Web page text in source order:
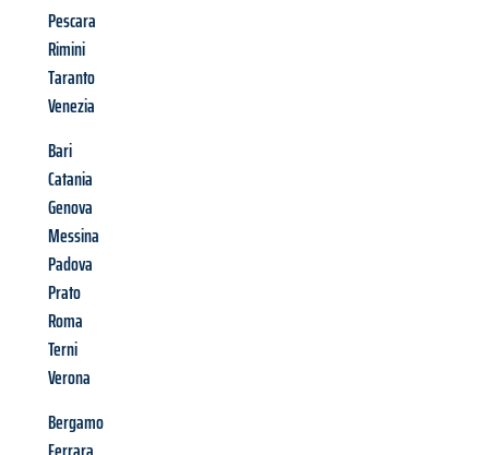
Pescara
Rimini
Taranto
Venezia
Bari
Catania
Genova
Messina
Padova
Prato
Roma
Terni
Verona
Bergamo